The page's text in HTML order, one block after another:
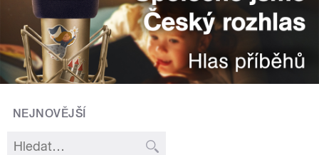
NEJNOVĚJŠÍ